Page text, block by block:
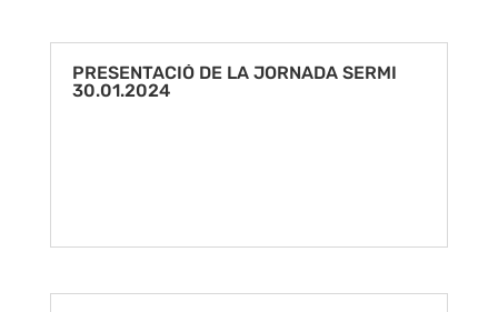
PRESENTACIÓ DE LA JORNADA SERMI
30.01.2024